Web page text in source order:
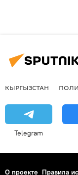
КЫРГЫЗСТАН
Telegram
О проекте Правила